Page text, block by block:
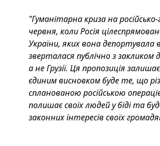
"Гуманітарна криза на
червня, коли Росія
України, яких вона депортувала
зверталася публічно з закликом
а не Грузії. Ця пропозиція
єдиним висновком буде те, що
спланованою російською
полишає своїх людей у біді та
законних інтересів своїх